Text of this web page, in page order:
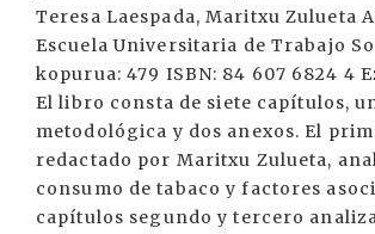
Teresa Laespada, Maritxu Zulueta
Escuela Universitaria de Trabajo
kopurua: 479 ISBN: 84 607 6824 4
El libro consta de siete capítulos,
metodológica y dos anexos. El
redactado por Maritxu Zulueta,
consumo de tabaco y factores
capítulos segundo y tercero